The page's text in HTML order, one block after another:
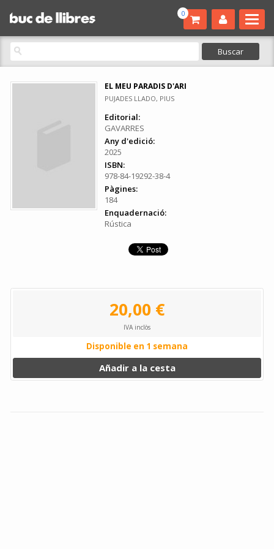
0
EL MEU PARADIS D'ARI
PUJADES LLADO, PIUS
Editorial:
GAVARRES
Any d'edició:
2025
ISBN:
978-84-19292-38-4
Pàgines:
184
Enquadernació:
Rústica
20,00 €
IVA inclòs
Disponible en 1 semana
Añadir a la cesta